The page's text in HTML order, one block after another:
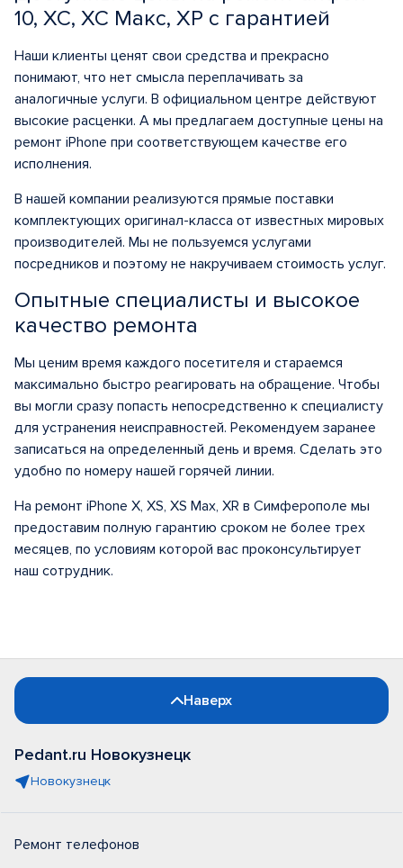
10, ХС, ХС Макс, ХР с гарантией
Наши клиенты ценят свои средства и прекрасно
понимают, что нет смысла переплачивать за
аналогичные услуги. В официальном центре действуют
высокие расценки. А мы предлагаем доступные цены на
ремонт iPhone при соответствующем качестве его
исполнения.
В нашей компании реализуются прямые поставки
комплектующих оригинал-класса от известных мировых
производителей. Мы не пользуемся услугами
посредников и поэтому не накручиваем стоимость услуг.
Опытные специалисты и высокое
качество ремонта
Мы ценим время каждого посетителя и стараемся
максимально быстро реагировать на обращение. Чтобы
вы могли сразу попасть непосредственно к специалисту
для устранения неисправностей. Рекомендуем заранее
записаться на определенный день и время. Сделать это
удобно по номеру нашей горячей линии.
На ремонт iPhone X, XS, XS Max, XR в Симферополе мы
предоставим полную гарантию сроком не более трех
месяцев, по условиям которой вас проконсультирует
наш сотрудник.
Наверх
Pedant.ru Новокузнецк
Новокузнецк
Ремонт телефонов